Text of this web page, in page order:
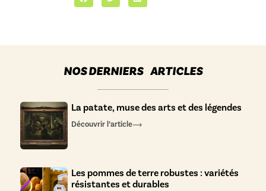
NOS DERNIERS ARTICLES
La patate, muse des arts et des légendes
Découvrir l’article
Les pommes de terre robustes : variétés
résistantes et durables